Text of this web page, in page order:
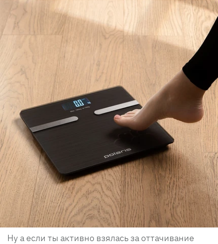
Ну а если ты активно взялась за оттачивание